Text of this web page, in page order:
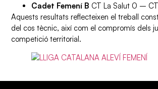
Cadet Femení B CT La Salut 0 –
Aquests resultats reflecteixen el treball
del cos tècnic, així com el compromís dels
competició territorial.